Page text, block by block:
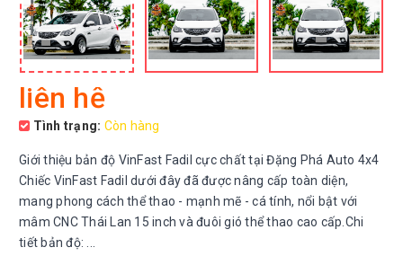
liên hệ
Tình trạng: Còn hàng
Giới thiệu bản độ VinFast Fadil cực chất tại Đặng Phá Auto 4x4
Chiếc VinFast Fadil dưới đây đã được nâng cấp toàn diện,
mang phong cách thể thao - mạnh mẽ - cá tính, nổi bật với
mâm CNC Thái Lan 15 inch và đuôi gió thể thao cao cấp.Chi
tiết bản độ: ...